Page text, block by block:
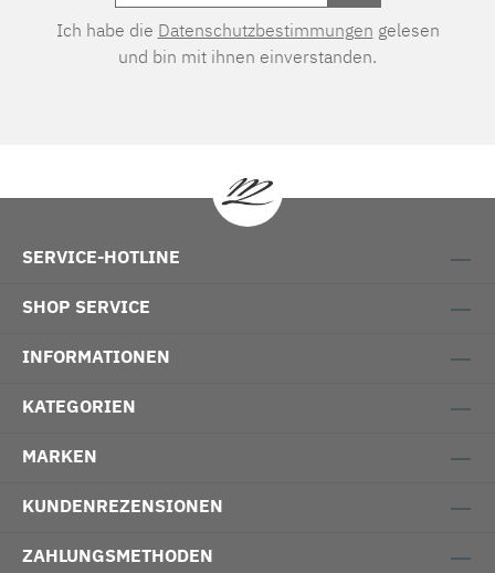
Ich habe die Datenschutzbestimmungen gelesen
und bin mit ihnen einverstanden.
SERVICE-HOTLINE
SHOP SERVICE
INFORMATIONEN
KATEGORIEN
MARKEN
KUNDENREZENSIONEN
ZAHLUNGSMETHODEN